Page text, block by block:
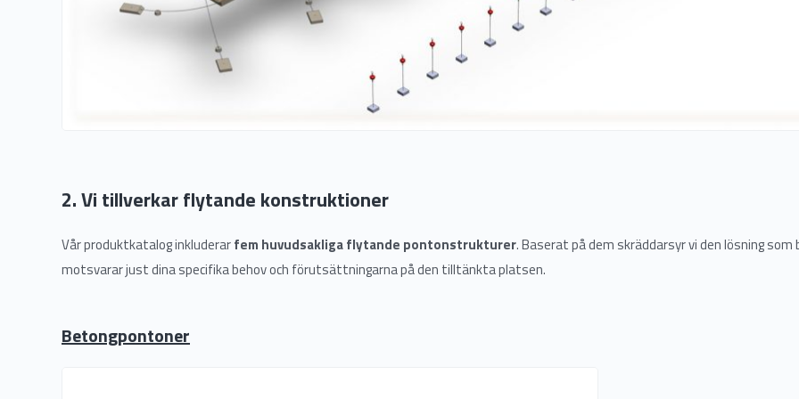
2. Vi tillverkar flytande konstruktioner
Vår produktkatalog inkluderarfem huvudsakliga flytande pontonstrukturer. Baserat på dem skräddarsyr vi den lösning
motsvarar just dina specifika behov och förutsättningarna på den tilltänkta platsen.
Betongpontoner